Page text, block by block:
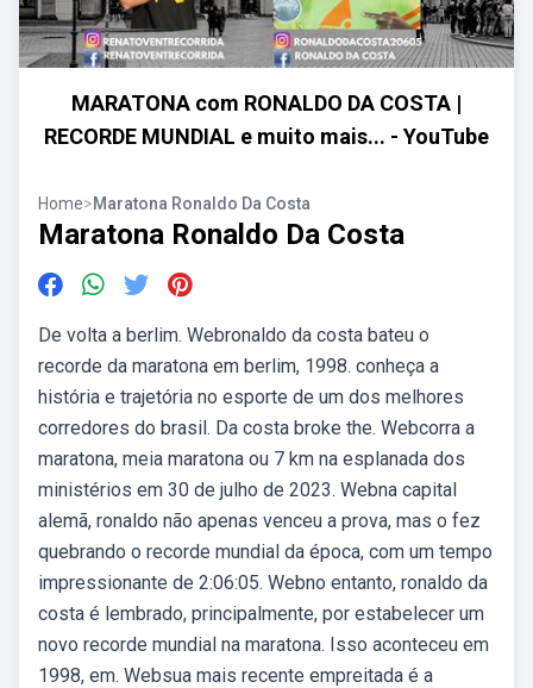
MARATONA com RONALDO DA COSTA |
RECORDE MUNDIAL e muito mais... - YouTube
Home>Maratona Ronaldo Da Costa
Maratona Ronaldo Da Costa
De volta a berlim. Webronaldo da costa bateu o
recorde da maratona em berlim, 1998. conheça a
história e trajetória no esporte de um dos melhores
corredores do brasil. Da costa broke the. Webcorra a
maratona, meia maratona ou 7 km na esplanada dos
ministérios em 30 de julho de 2023. Webna capital
alemã, ronaldo não apenas venceu a prova, mas o fez
quebrando o recorde mundial da época, com um tempo
impressionante de 2:06:05. Webno entanto, ronaldo da
costa é lembrado, principalmente, por estabelecer um
novo recorde mundial na maratona. Isso aconteceu em
1998, em. Websua mais recente empreitada é a